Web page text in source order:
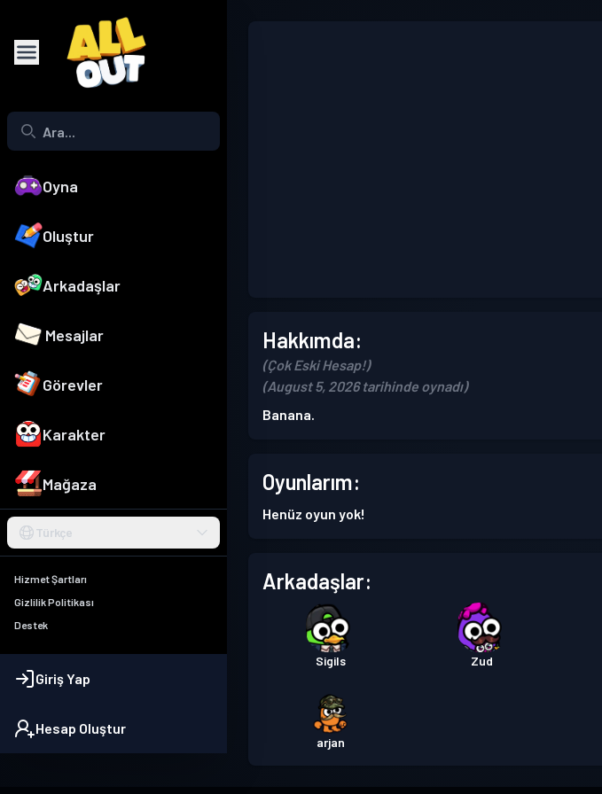
Oyna
Oluştur
Arkadaşlar
Mesajlar
Görevler
Karakter
Mağaza
Türkçe
Hizmet Şartları
Gizlilik Politikası
Destek
Giriş Yap
Hesap Oluştur
Hakkımda:
(Çok Eski Hesap!)
(August 5, 2026 tarihinde oynadı)
Banana.
Oyunlarım:
Henüz oyun yok!
Arkadaşlar:
Sigils Zud
arjan